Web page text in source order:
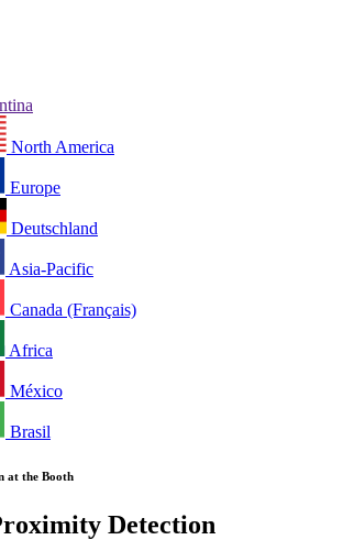
North America
Europe
Deutschland
Asia-Pacific
Canada (Français)
Africa
México
Brasil
at the Booth
Detection